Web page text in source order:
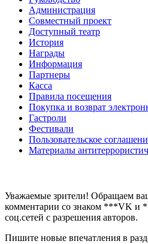
Администрация
Совместный проект
Доступный театр
История
Награды
Информация
Партнеры
Касса
Правила посещения
Покупка и возврат
Гастроли
Фестивали
Пользовательское
Материалы
Уважаемые зрители! Обращаем
комментарии со знаком ***VK и
соц.сетей с разрешения авторов.
Пишите новые впечатления в